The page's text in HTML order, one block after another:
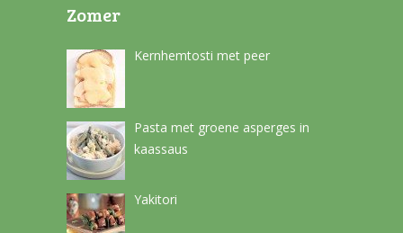
Zomer
Kernhemtosti met peer
Pasta met groene asperges in
kaassaus
Yakitori